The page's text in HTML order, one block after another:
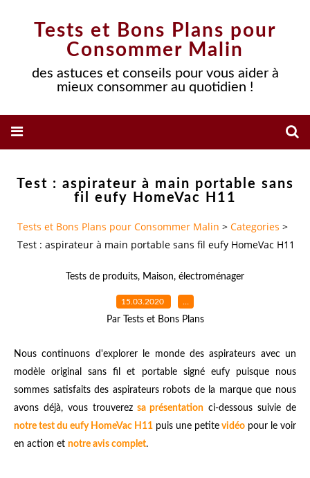
Tests et Bons Plans pour
Consommer Malin
des astuces et conseils pour vous aider à
mieux consommer au quotidien !
Test : aspirateur à main portable sans
fil eufy HomeVac H11
Tests et Bons Plans pour Consommer Malin > Categories >
Test : aspirateur à main portable sans fil eufy HomeVac H11
Tests de produits, Maison, électroménager
15.03.2020 …
Par Tests et Bons Plans
Nous continuons d'explorer le monde des aspirateurs avec un
modèle original sans fil et portable signé eufy puisque nous
sommes satisfaits des aspirateurs robots de la marque que nous
avons déjà, vous trouverez sa présentation ci-dessous suivie de
notre test du eufy HomeVac H11 puis une petite vidéo pour le voir
en action et notre avis complet.